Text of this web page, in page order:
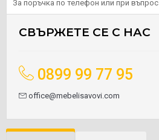
За поръчка по телефон или при въпрос
СВЪРЖЕТЕ СЕ С НАС
0899 99 77 95
office@mebelisavovi.com